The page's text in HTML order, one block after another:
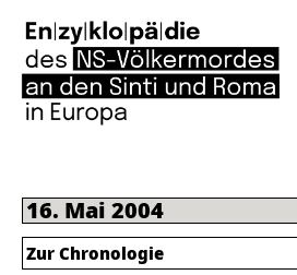
16. Mai 2004
Zur Chronologie